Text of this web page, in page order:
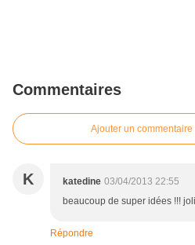
Commentaires
Ajouter un commentaire
K katedine 03/04/2013 22:55
beaucoup de super idées !!!
Répondre